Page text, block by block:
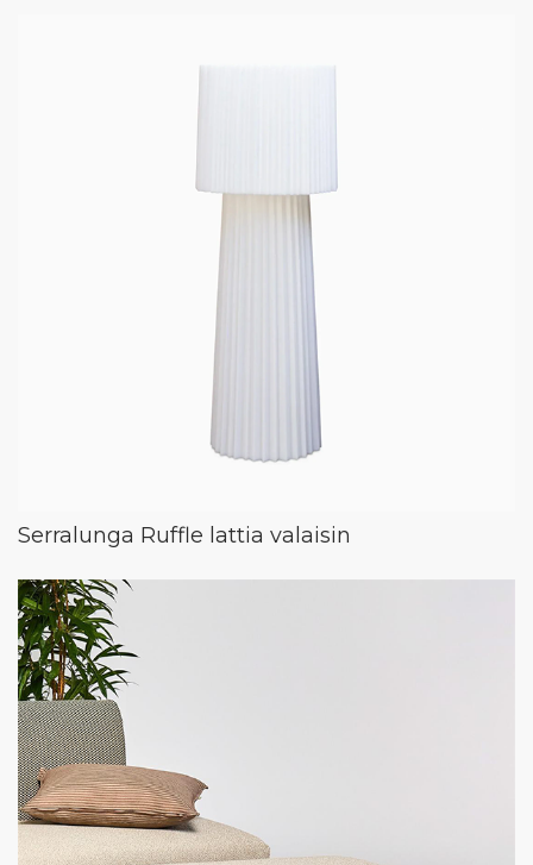
Serralunga Ruffle lattia valaisin